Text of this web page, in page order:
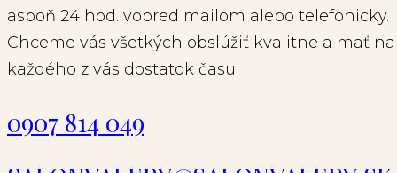
aspoň 24 hod. vopred mailom alebo telefonicky.
Chceme vás všetkých obslúžiť kvalitne a mať na
každého z vás dostatok času.
0907 814 049